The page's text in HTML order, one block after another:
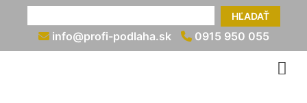
HĽADAŤ
info@profi-podlaha.sk 0915 950 055